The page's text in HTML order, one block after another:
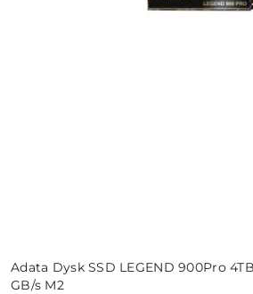
Adata Dysk SSD LEGEND 900Pro
GB/s M2